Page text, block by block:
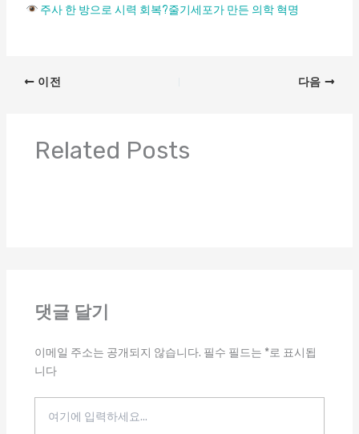
주사 한 방으로 시력 회복?줄기세포가 만든 의학 혁명
이전 다음
Related Posts
댓글 달기
이메일 주소는 공개되지 않습니다. 필수 필드는 *로 표시됩
니다